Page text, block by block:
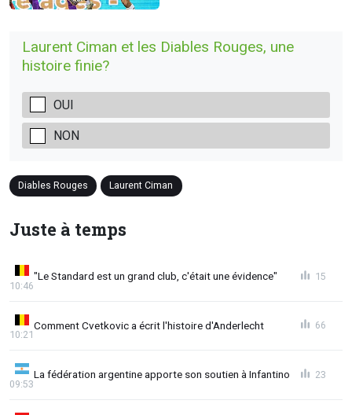
Laurent Ciman et les Diables Rouges, une
histoire finie?
OUI
NON
Diables Rouges Laurent Ciman
Juste à temps
"Le Standard est un grand club, c'était une évidence"
10:46
15
Comment Cvetkovic a écrit l'histoire d'Anderlecht
10:21
66
La fédération argentine apporte son soutien à Infantino
09:53
23